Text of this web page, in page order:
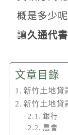
概是多少
讓久通代書
文章目錄
新竹土地貸
新竹土地貸
銀行
農會